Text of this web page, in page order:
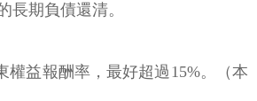
長期負債還清。
權益報酬率，最好超過15%。（本